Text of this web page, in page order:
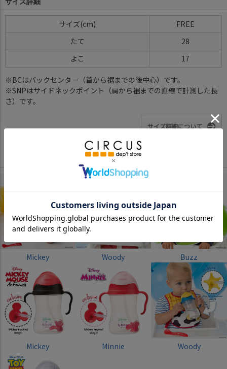
サイズ
FREE
たて
28
よこ
17
※BCはバックセンター（首から裾までの後中心）です。
※SNPはサイドネックポイント（肩から裾までの直線で計測した長
さ）です。
サイズ詳細について
Mickey Woody Buzz
Mickey Minnie Woody